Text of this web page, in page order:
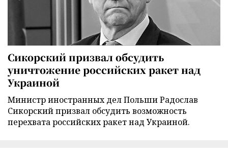
Сикорский призвал обсудить
уничтожение российских ракет над
Украиной
Министр иностранных дел Польши Радослав
Сикорский призвал обсудить возможность
перехвата российских ракет над Украиной.